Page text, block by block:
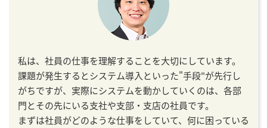
私は、社員の仕事を理解することを大切にしています。
課題が発生するとシステム導入といった"手段"が先行し
がちですが、実際にシステムを動かしていくのは、各部
門とその先にいる支社や支部・支店の社員です。
まずは社員がどのような仕事をしていて、何に困っている